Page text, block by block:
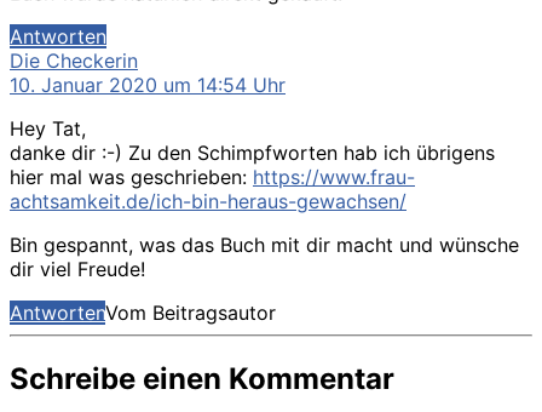
Antworten
Die Checkerinsagt:
10. Januar 2020 um 14:54 Uhr
Hey Tat,
danke dir :-) Zu den Schimpfworten hab ich übrigens
hier mal was geschrieben: https://www.frau-
achtsamkeit.de/ich-bin-heraus-gewachsen/
Bin gespannt, was das Buch mit dir macht und wünsche
dir viel Freude!
AntwortenVom Beitragsautor
Schreibe einen Kommentar